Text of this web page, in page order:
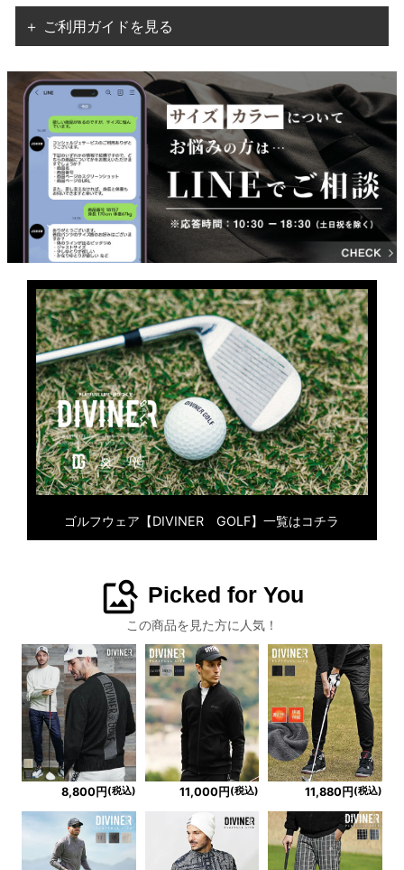
＋ ご利用ガイドを見る
ゴルフウェア【DIVINER GOLF】一覧はコチラ
image_search Picked for You
この商品を見た方に人気！
8,800円 (税込) 11,000円 (税込) 11,880円 (税込)